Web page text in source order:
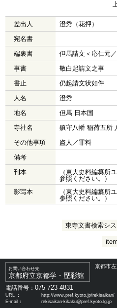
差出人
澄秀（花押）
宛名書
端裏書
但馬請文＜応仁元
事書
敬白起請文之事
書止
仍起請文状如件
人名
澄秀
地名
但馬 日本国
寺社名
鎮守八幡 稲荷五所
その他事項
盗人／罪料
備考
刊本
（東大史料編纂所
参照ください。）
影写本
（東大史料編纂所
参照ください。）
東寺文書検索シ
お問い合わせ先
京都府立京都学・歴彩館
京都市
電話番号：075-723-4831
URL ：
http://www.pref.kyoto.jp/rekisaikan/
E-mail：
rekisaikan-kikaku@pref.kyoto.lg.jp